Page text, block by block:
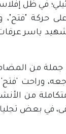
في ظل
حركة
ياسر
من
وراحت
من
في بعض